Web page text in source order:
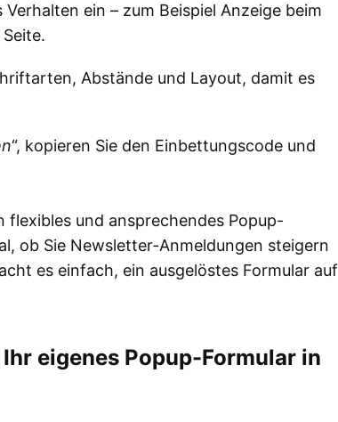
ein – zum Beispiel Anzeige beim
Abstände und Layout, damit es
“, kopieren Sie den Einbettungscode und
und ansprechendes Popup-
ob Sie Newsletter-Anmeldungen steigern
es einfach, ein ausgelöstes Formular auf
eigenes Popup-Formular in